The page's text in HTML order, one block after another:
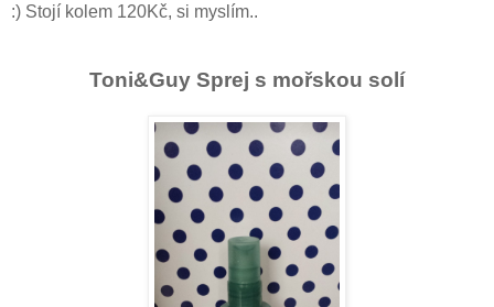
:) Stojí kolem 120Kč, si myslím..
Toni&Guy Sprej s mořskou solí